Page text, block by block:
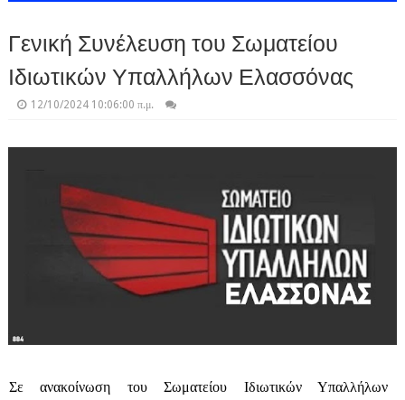
Γενική Συνέλευση του Σωματείου
Ιδιωτικών Υπαλλήλων Ελασσόνας
12/10/2024 10:06:00 π.μ.
Σε ανακοίνωση τουΣωματείου Ιδιωτικών Υπαλλήλων